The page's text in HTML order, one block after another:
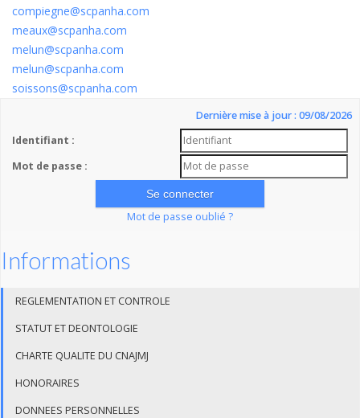
compiegne@scpanha.com
meaux@scpanha.com
melun@scpanha.com
melun@scpanha.com
soissons@scpanha.com
Dernière mise à jour : 09/08/2026
Identifiant :
Mot de passe :
Mot de passe oublié ?
Informations
REGLEMENTATION ET CONTROLE
STATUT ET DEONTOLOGIE
CHARTE QUALITE DU CNAJMJ
HONORAIRES
DONNEES PERSONNELLES